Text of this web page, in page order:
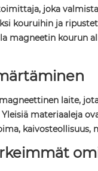
joka
kouruihin ja
magneetin kourun
laite,
materiaaleja